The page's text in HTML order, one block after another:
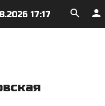
17:17 person
search